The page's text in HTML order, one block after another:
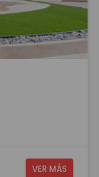
VER MÁS